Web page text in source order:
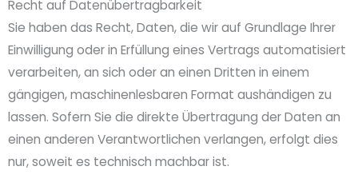
Recht auf Daten­übertrag­barkeit
Sie haben das Recht, Daten, die wir auf Grundlage Ihrer
Einwilligung oder in Erfüllung eines Vertrags automatisiert
verarbeiten, an sich oder an einen Dritten in einem
gängigen, maschinenlesbaren Format aushändigen zu
lassen. Sofern Sie die direkte Übertragung der Daten an
einen anderen Verantwortlichen verlangen, erfolgt dies
nur, soweit es technisch machbar ist.